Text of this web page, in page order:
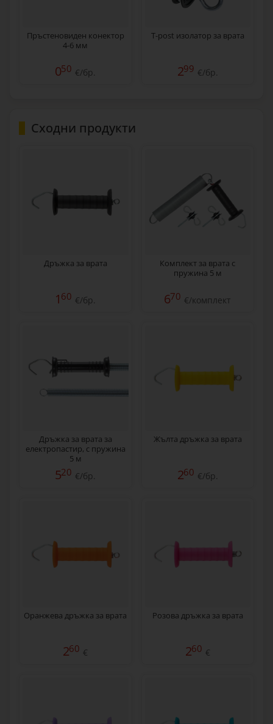
Пръстеновиден конектор
4-6 мм
050 €/бр.
T-post изолатор за врата
299 €/бр.
Сходни продукти
Дръжка за врата
160 €/бр.
Комплект за врата с
пружина 5 м
670 €/комплект
Дръжка за врата за
електропастир, с пружина
5 м
520 €/бр.
Жълта дръжка за врата
260 €/бр.
Оранжева дръжка за врата
260 €
Розова дръжка за врата
260 €